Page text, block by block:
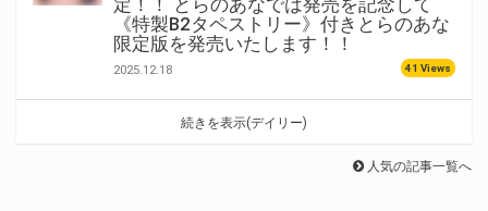
定！！ とらのあなでは発売を記念して
《特製B2タペストリー》付きとらのあな
限定版を発売いたします！！
2025.12.18 41 Views
続きを表示(デイリー)
人気の記事一覧へ